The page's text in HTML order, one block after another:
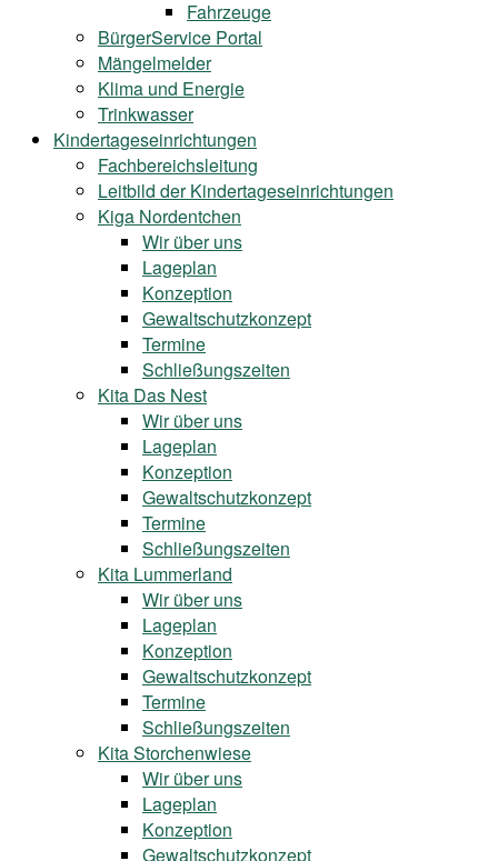
Fahrzeuge
BürgerService Portal
Mängelmelder
Klima und Energie
Trinkwasser
Kindertageseinrichtungen
Fachbereichsleitung
Leitbild der Kindertageseinrichtungen
Kiga Nordentchen
Wir über uns
Lageplan
Konzeption
Gewaltschutzkonzept
Termine
Schließungszeiten
Kita Das Nest
Wir über uns
Lageplan
Konzeption
Gewaltschutzkonzept
Termine
Schließungszeiten
Kita Lummerland
Wir über uns
Lageplan
Konzeption
Gewaltschutzkonzept
Termine
Schließungszeiten
Kita Storchenwiese
Wir über uns
Lageplan
Konzeption
Gewaltschutzkonzept